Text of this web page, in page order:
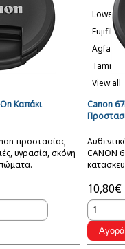
Lowepro
Fujifilm
Tamrac
View all
Καπάκι
προστασίας
υγρασία, σκόνη
Canon
CANON
10,80€